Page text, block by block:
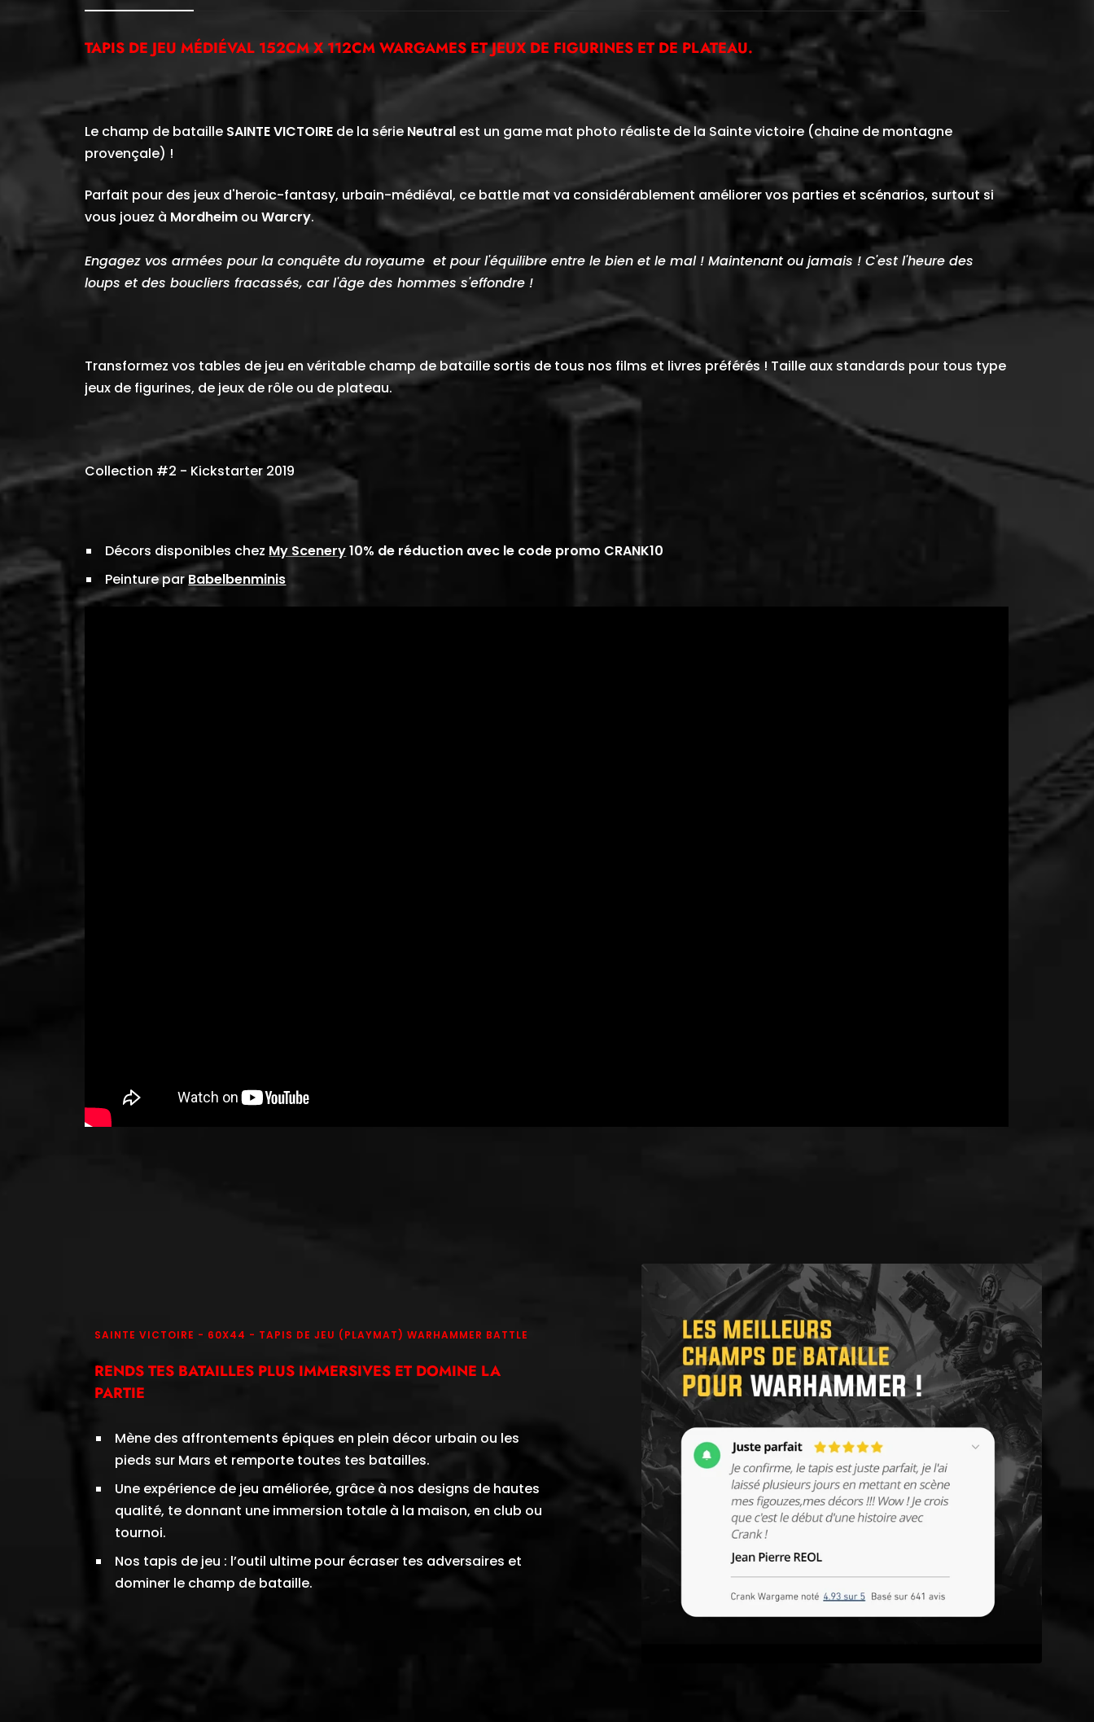
TAPIS DE JEU MÉDIÉVAL 152CM X 112CM WARGAMES ET JEUX DE FIGURINES ET DE PLATEAU.
Le champ de bataille SAINTE VICTOIRE de la série Neutral est un game mat photo réaliste de la Sainte victoire (chaine de montagne
provençale) !
Parfait pour des jeux d'heroic-fantasy, urbain-médiéval, ce battle mat va considérablement améliorer vos parties et scénarios, surtout si
vous jouez à Mordheim ouWarcry.
Engagez vos armées pour la conquête du royaume et pour l'équilibre entre le bien et le mal ! Maintenant ou jamais ! C'est l'heure des
loups et des boucliers fracassés, car l'âge des hommes s'effondre !
Transformez vos tables de jeu en véritable champ de bataille sortis de tous nos films et livres préférés ! Taille aux standards pour tous type
jeux de figurines, de jeux de rôle ou de plateau.
Collection #2 - Kickstarter 2019
Décors disponibles chez My Scenery10% de réduction avec le code promo CRANK10
Peinture parBabelbenminis
SAINTE VICTOIRE - 60X44 - TAPIS DE JEU (PLAYMAT) WARHAMMER BATTLE
RENDS TES BATAILLES PLUS IMMERSIVES ET DOMINE LA
PARTIE
Mène des affrontements épiques en plein décor urbain ou les
pieds sur Mars et remporte toutes tes batailles.
Une expérience de jeu améliorée, grâce à nos designs de hautes
qualité, te donnant une immersion totale à la maison, en club ou
tournoi.
Nos tapis de jeu : l’outil ultime pour écraser tes adversaires et
dominer le champ de bataille.